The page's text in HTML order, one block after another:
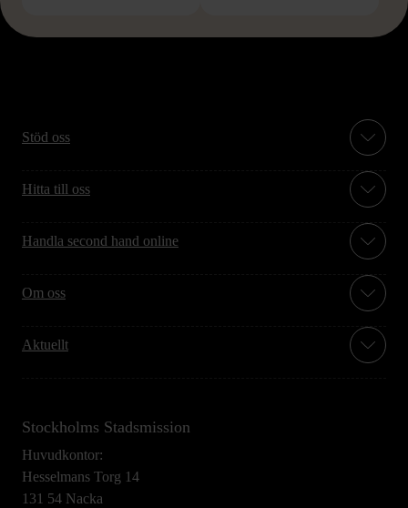
Stöd oss
Hitta till oss
Handla second hand online
Om oss
Aktuellt
Stockholms Stadsmission
Huvudkontor:
Hesselmans Torg 14
131 54 Nacka